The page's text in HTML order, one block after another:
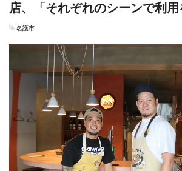
店、「それぞれのシーンで利用
名護市